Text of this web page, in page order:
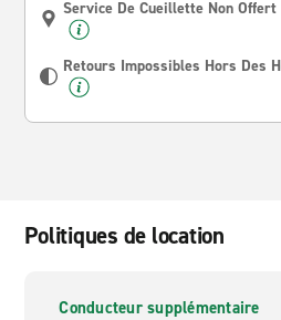
Service De Cueillette Non Offert
Retours Impossibles Hors Des
Politiques de location
Conducteur supplémentaire